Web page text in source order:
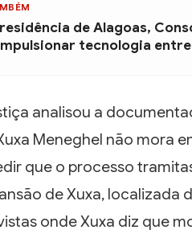
de Alagoas,
tecnologia
analisou a
Meneghel não mora
que o processo
de Xuxa, localizada
onde Xuxa diz que